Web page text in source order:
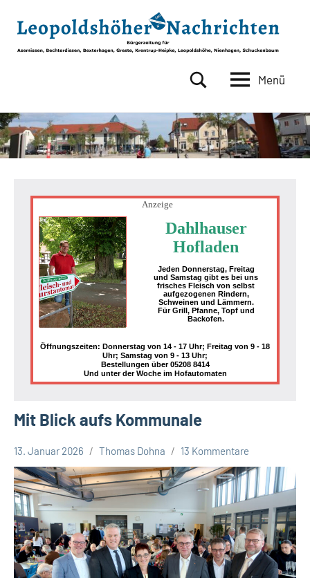
Inhalt
springen
Nachrichten
Asemissen,
Bechterdissen,
Bexterhagen,
Leopoldshöhe,
Nienhagen,
Schuckenbaum
Menü
Anzeige
Dahlhauser
Hofladen
Jeden Donnerstag, Freitag
und Samstag gibt es bei uns
frisches Fleisch von selbst
aufgezogenen Rindern,
Schweinen und Lämmern.
Für Grill, Pfanne, Topf und
Backofen.
Öffnungszeiten: Donnerstag von 14 - 17 Uhr; Freitag von 9 - 18
Uhr; Samstag von 9 - 13 Uhr;
Bestellungen über 05208 8414
Und unter der Woche im Hofautomaten
Mit Blick aufs Kommunale
Kreis
Lippe
Oerlinghausen
Themen
13. Januar 2026 Thomas Dohna 13 Kommentare